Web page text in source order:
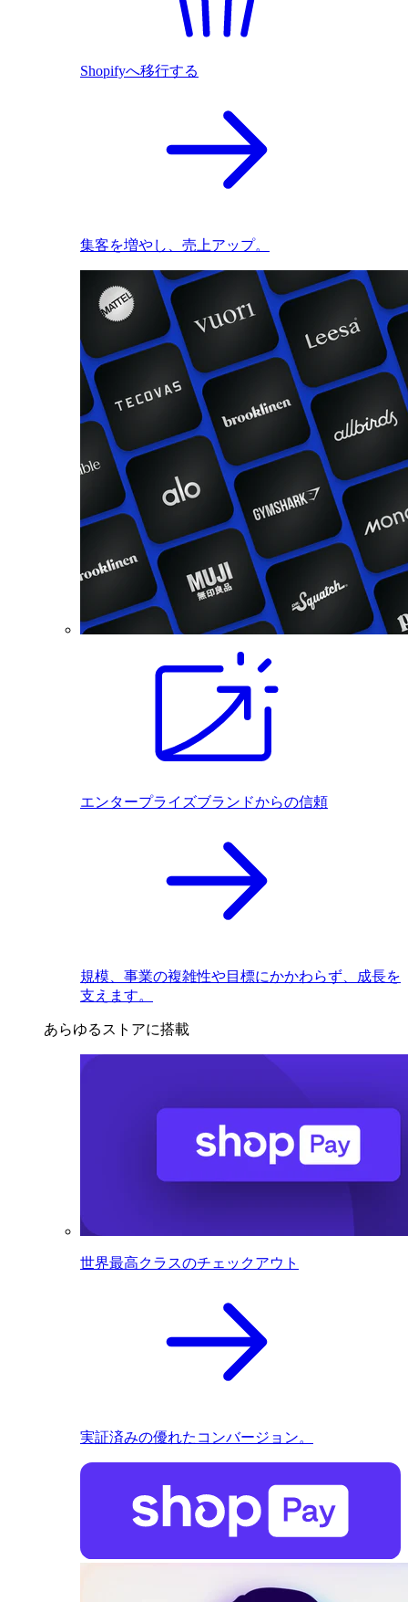
Shopifyへ移行する
集客を増やし、売上アップ。
エンタープライズブランドからの信頼
規模、事業の複雑性や目標にかかわらず、成長を
支えます。
あらゆるストアに搭載
世界最高クラスのチェックアウト
実証済みの優れたコンバージョン。